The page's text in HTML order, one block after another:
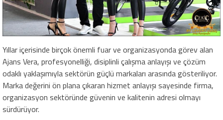
Yıllar içerisinde birçok önemli fuar ve organizasyonda görev alan
Ajans Vera, profesyonelliği, disiplinli çalışma anlayışı ve çözüm
odaklı yaklaşımıyla sektörün güçlü markaları arasında gösteriliyor.
Marka değerini ön plana çıkaran hizmet anlayışı sayesinde firma,
organizasyon sektöründe güvenin ve kalitenin adresi olmayı
sürdürüyor.